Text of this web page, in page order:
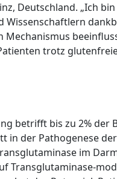
Deutschland. „Ich
trotz
betrifft bis zu 2% der
der Pathogenese
im
Transglutaminase-